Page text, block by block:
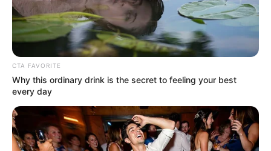
CTA FAVORITE
Why this ordinary drink is the secret to feeling your best
every day